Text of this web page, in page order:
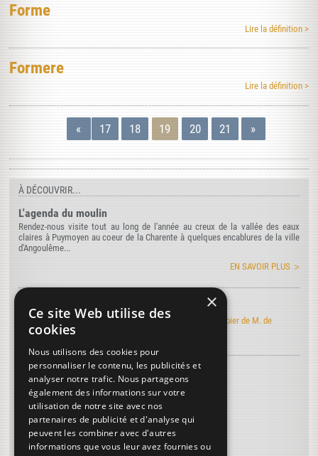
Forme
Lire la définition >
Formere
Lire la définition >
« 17 18 19 20 21 »
À DÉCOUVRIR...
L'agenda du moulin
Rendez-nous visite tout au long de l'année au creux de la vallée des eaux
claires à Puymoyen au coeur de la Charente à quelques encablures de la ville
d'Angoulême...
EN SAVOIR PLUS
Art de faire le papier
Découvrez l'édition électronique de l'Art de faire le papier de M. de
Lalande
Découvrez le vocabulaire du papier...
Bachat
Feutre
Bachat-long
Plus de termes...
×
Ce site Web utilise des
cookies
Nous utilisons des cookies pour
personnaliser le contenu, les publicités et
analyser notre trafic. Nous partageons
également des informations sur votre
utilisation de notre site avec nos
partenaires de publicité et d'analyse qui
peuvent les combiner avec d'autres
informations que vous leur avez fournies ou